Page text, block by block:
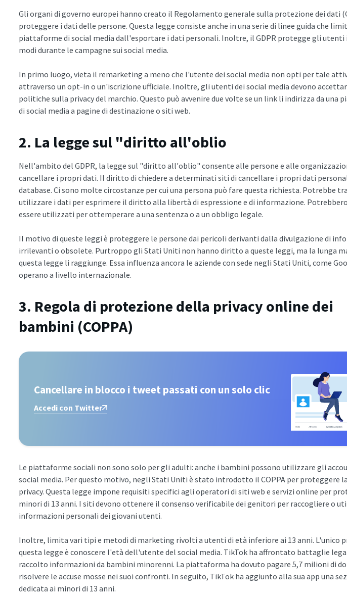
Gli organi di governo europei hanno creato il Regolamento generale sulla protezione dei dati
proteggere i dati delle persone. Questa legge consiste anche in una serie di linee guida che
piattaforme di social media dall'esportare i dati personali. Inoltre, il GDPR protegge gli utenti
modi durante le campagne sui social media.
In primo luogo, vieta il remarketing a meno che l'utente dei social media non opti per tale
attraverso un opt-in o un'iscrizione ufficiale. Inoltre, gli utenti dei social media devono
politiche sulla privacy del marchio. Questo può avvenire due volte se un link li indirizza da una
di social media a pagine di destinazione o siti web.
2. La legge sul "diritto all'oblio
Nell'ambito del GDPR, la legge sul "diritto all'oblio" consente alle persone e alle
cancellare i propri dati. Il diritto di chiedere a determinati siti di cancellare i propri dati
database. Ci sono molte circostanze per cui una persona può fare questa richiesta. Potrebbe
utilizzare i dati per esprimere il diritto alla libertà di espressione e di informazione.
essere utilizzati per ottemperare a una sentenza o a un obbligo legale.
Il motivo di queste leggi è proteggere le persone dai pericoli derivanti dalla divulgazione di
irrilevanti o obsolete. Purtroppo gli Stati Uniti non hanno diritto a queste leggi, ma la lunga
questa legge li raggiunge. Essa influenza ancora le aziende con sede negli Stati Uniti, come
operano a livello internazionale.
3. Regola di protezione della privacy online dei
bambini (COPPA)
Cancellare in blocco i tweet passati con un solo clic
Accedi con Twitter
Le piattaforme sociali non sono solo per gli adulti: anche i bambini possono utilizzare gli
social media. Per questo motivo, negli Stati Uniti è stato introdotto il COPPA per proteggere
privacy. Questa legge impone requisiti specifici agli operatori di siti web e servizi online per
minori di 13 anni. I siti devono ottenere il consenso verificabile dei genitori per raccogliere o
informazioni personali dei giovani utenti.
Inoltre, limita vari tipi e metodi di marketing rivolti a utenti di età inferiore ai 13 anni. L'unico
questa legge è conoscere l'età dell'utente del social media. TikTok ha affrontato battaglie
raccolto informazioni da bambini minorenni. La piattaforma ha dovuto pagare 5,7 milioni di
risolvere le accuse mosse nei suoi confronti. In seguito, TikTok ha aggiunto alla sua app una
dedicata ai minori di 13 anni.